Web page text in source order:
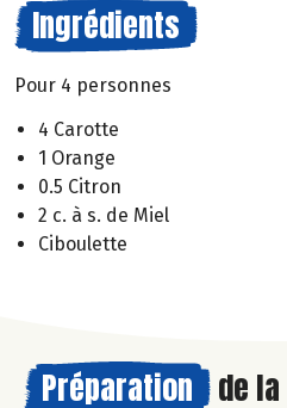
Ingrédients
Pour 4 personnes
4 Carotte
1 Orange
0.5 Citron
2 c. à s. de Miel
Ciboulette
Préparation de la